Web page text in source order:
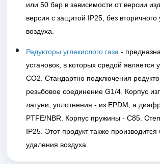
или 50 бар в зависимости от версии
версия с защитой IP25, без вторичного
воздуха.
Редукторы углекислого газа -
установок, в которых средой является
CO2. Стандартно подключения
резьбовое соединение G1/4. Корпус
латуни, уплотнения - из EPDM, а
PTFE/NBR. Корпус пружины - C85.
IP25. Этот продукт также производится
удаления воздуха.